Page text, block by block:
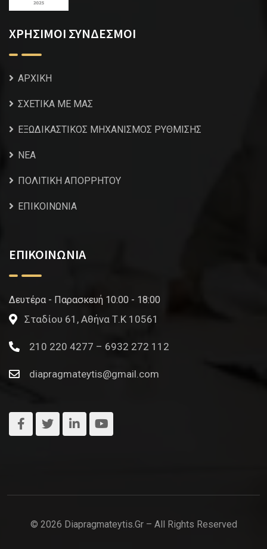
ΧΡΗΣΙΜΟΙ ΣΥΝΔΕΣΜΟΙ
ΑΡΧΙΚΗ
ΣΧΕΤΙΚΑ ΜΕ ΜΑΣ
ΕΞΩΔΙΚΑΣΤΙΚΟΣ ΜΗΧΑΝΙΣΜΟΣ ΡΥΘΜΙΣΗΣ
NEA
ΠΟΛΙΤΙΚΗ ΑΠΟΡΡΗΤΟΥ
ΕΠΙΚΟΙΝΩΝΙΑ
ΕΠΙΚΟΙΝΩΝΙΑ
Δευτέρα - Παρασκευή 10:00 - 18:00
Σταδίου 61, Αθήνα Τ.Κ 10561
210 220 4277 – 6932 272 112
diapragmateytis@gmail.com
© 2026 Diapragmateytis.gr – All Rights Reserved